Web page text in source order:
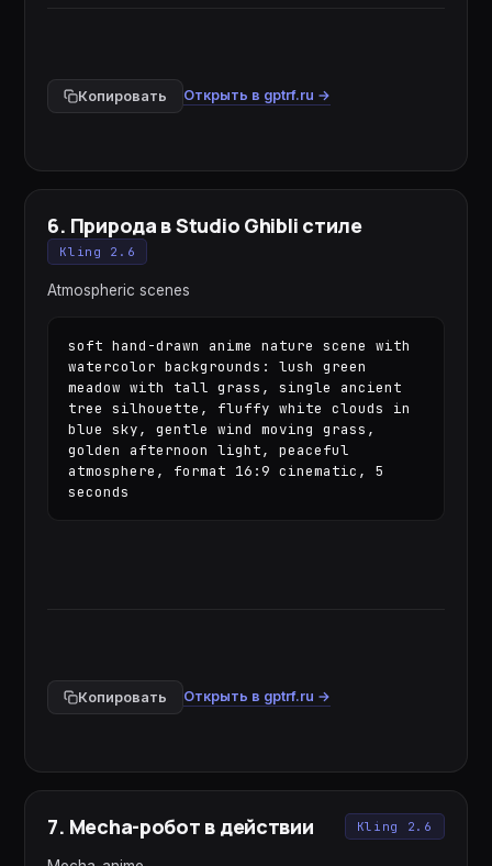
Копировать Открыть в gptrf.ru →
6. Природа в Studio Ghibli стиле
Kling 2.6
Atmospheric scenes
soft hand-drawn anime nature scene with
watercolor backgrounds: lush green
meadow with tall grass, single ancient
tree silhouette, fluffy white clouds in
blue sky, gentle wind moving grass,
golden afternoon light, peaceful
atmosphere, format 16:9 cinematic, 5
seconds
Копировать Открыть в gptrf.ru →
7. Mecha-робот в действии Kling 2.6